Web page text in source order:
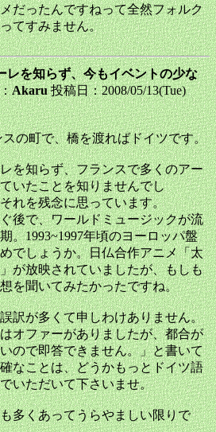
だったんですねって全然フォルク
てすみません。
レを知らず、今もイベントの少な
Akaru投稿日：2008/05/13(Tue)
スの町で、橋を渡ればドイツです。
を知らず、フランスで多くのアー
いたことを知りませんでし
れを残念に思っています。
後で、ワールドミュージックが流
。1993~1997年頃のヨーロッパ盤
でしょうか。日仏合作アニメ「太
が放映されていましたが、もしも
を聞いてみたかったですね。
訳が多くて申しわけありません。
オファーがありましたが、都合が
ので即答できません。」と書いて
なことは、どうかもっとドイツ語
いただいて下さいませ。
多くあってうらやましい限りで